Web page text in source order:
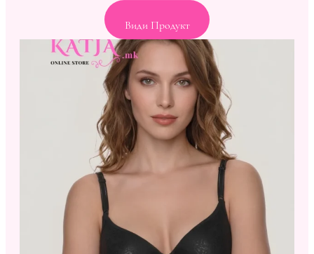
Види Продукт